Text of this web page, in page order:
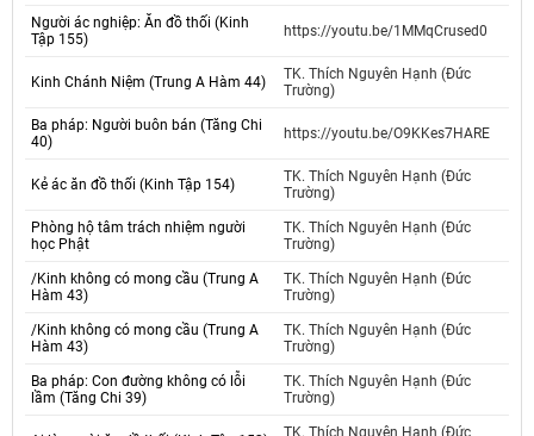
Người ác nghiệp: Ăn đồ thối (Kinh
Tập 155)
https://youtu.be/1MMqCrused0
Kinh Chánh Niệm (Trung A Hàm 44)
TK. Thích Nguyên Hạnh (Đức
Trường)
Ba pháp: Người buôn bán (Tăng Chi
40)
https://youtu.be/O9KKes7HARE
Kẻ ác ăn đồ thối (Kinh Tập 154)
TK. Thích Nguyên Hạnh (Đức
Trường)
Phòng hộ tâm trách nhiệm người
học Phật
TK. Thích Nguyên Hạnh (Đức
Trường)
/Kinh không có mong cầu (Trung A
Hàm 43)
TK. Thích Nguyên Hạnh (Đức
Trường)
/Kinh không có mong cầu (Trung A
Hàm 43)
TK. Thích Nguyên Hạnh (Đức
Trường)
Ba pháp: Con đường không có lỗi
lầm (Tăng Chi 39)
TK. Thích Nguyên Hạnh (Đức
Trường)